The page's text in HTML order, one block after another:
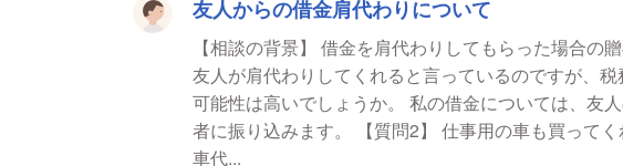
友人からの借金肩代わりについて
【相談の背景】 借金を肩代わりしてもらった場合の贈与税について 【質
友人が肩代わりしてくれると言っているのですが、
可能性は高いでしょうか。 私の借金については、友
者に振り込みます。 【質問2】 仕事用の車も買ってくれるとのことで、ディーラーの口座に
車代...